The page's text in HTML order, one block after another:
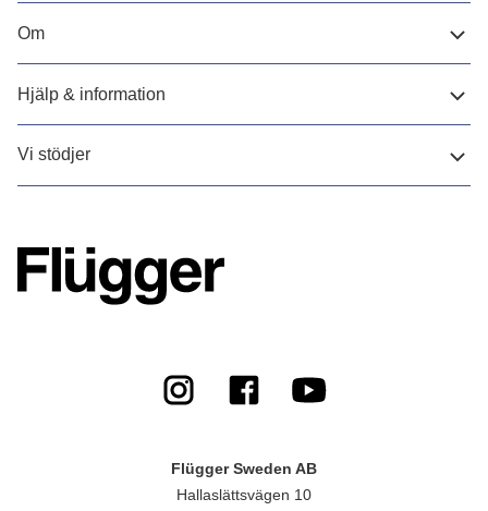
Om
Hjälp & information
Vi stödjer
Flügger Sweden AB
Hallaslättsvägen 10